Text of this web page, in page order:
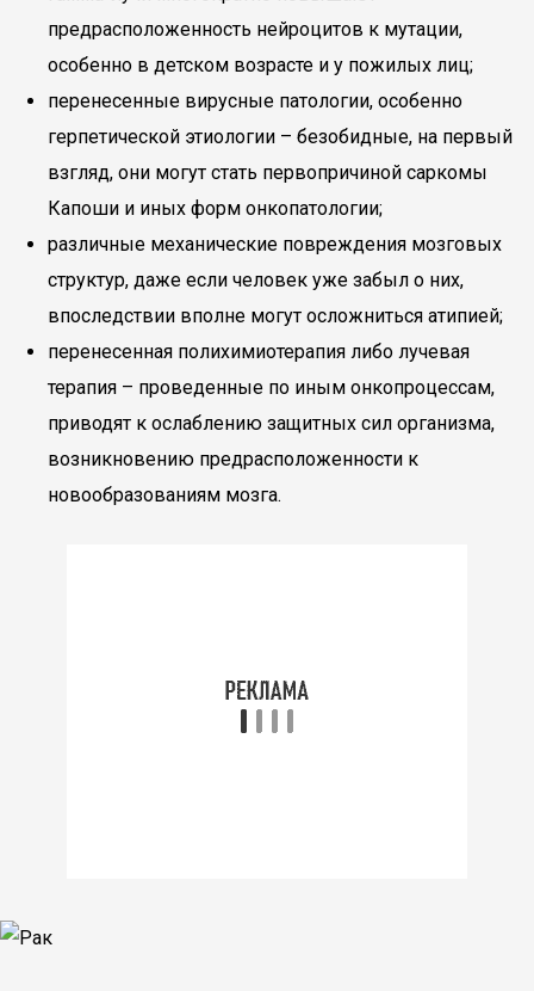
предрасположенность нейроцитов к мутации,
особенно в детском возрасте и у пожилых лиц;
перенесенные вирусные патологии, особенно
герпетической этиологии – безобидные, на первый
взгляд, они могут стать первопричиной саркомы
Капоши и иных форм онкопатологии;
различные механические повреждения мозговых
структур, даже если человек уже забыл о них,
впоследствии вполне могут осложниться атипией;
перенесенная полихимиотерапия либо лучевая
терапия – проведенные по иным онкопроцессам,
приводят к ослаблению защитных сил организма,
возникновению предрасположенности к
новообразованиям мозга.